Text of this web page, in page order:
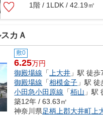
1階 / 1LDK / 42.19㎡
カＡ
敷0
6.25万円
御殿場線 「 上大井 」駅 徒歩
御殿場線 「相模金子 」駅
小田急小田原線 「栢山 」駅
築12年 / 63.63㎡
神奈川県足柄上郡大井町 上